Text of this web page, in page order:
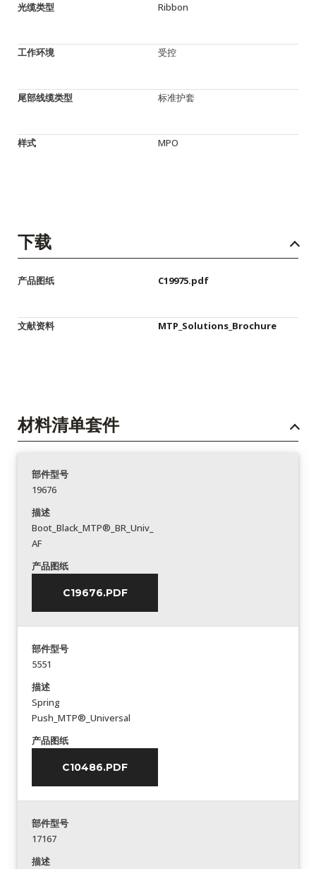
光缆类型 Ribbon
工作环境 受控
尾部线缆类型 标准护套
样式 MPO
下载
产品图纸 C19975.pdf
文献资料 MTP_Solutions_Brochure
材料清单套件
部件型号
19676
描述
Boot_Black_MTP®_BR_Univ_
AF
产品图纸
C19676.PDF
部件型号
5551
描述
Spring
Push_MTP®_Universal
产品图纸
C10486.PDF
部件型号
17167
描述